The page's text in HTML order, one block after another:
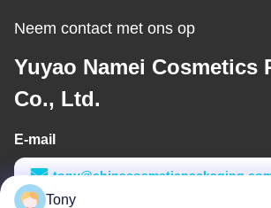
Neem contact met ons op
Yuyao Namei Cosmetics
Co., Ltd.
E-mail
Tony